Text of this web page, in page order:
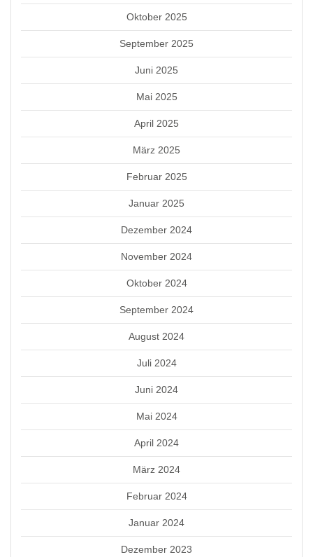
Oktober 2025
September 2025
Juni 2025
Mai 2025
April 2025
März 2025
Februar 2025
Januar 2025
Dezember 2024
November 2024
Oktober 2024
September 2024
August 2024
Juli 2024
Juni 2024
Mai 2024
April 2024
März 2024
Februar 2024
Januar 2024
Dezember 2023